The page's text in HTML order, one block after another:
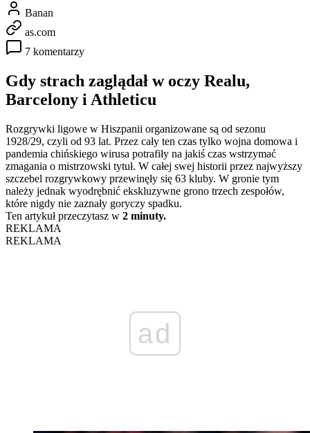
Banan
as.com
7 komentarzy
Gdy strach zaglądał w oczy Realu,
Barcelony i Athleticu
Rozgrywki ligowe w Hiszpanii organizowane są od sezonu
1928/29, czyli od 93 lat. Przez cały ten czas tylko wojna domowa i
pandemia chińskiego wirusa potrafiły na jakiś czas wstrzymać
zmagania o mistrzowski tytuł. W całej swej historii przez najwyższy
szczebel rozgrywkowy przewinęły się 63 kluby. W gronie tym
należy jednak wyodrębnić ekskluzywne grono trzech zespołów,
które nigdy nie zaznały goryczy spadku.
Ten artykuł przeczytasz w 2 minuty.
REKLAMA
REKLAMA
ad